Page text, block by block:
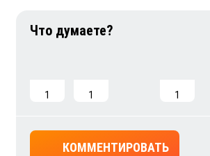
1 1 1
КОММЕНТИРОВАТЬ